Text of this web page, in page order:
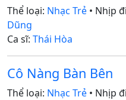
Thể loại: Nhạc Trẻ • Nhịp
Dũng
Ca sĩ: Thái Hòa
Cô Nàng Bàn Bên
Thể loại: Nhạc Trẻ • Nhịp